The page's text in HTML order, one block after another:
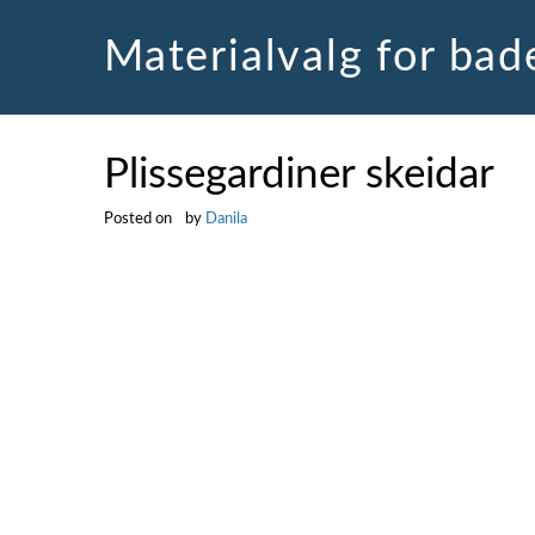
Materialvalg for
Plissegardiner skeidar
Posted on by Danila